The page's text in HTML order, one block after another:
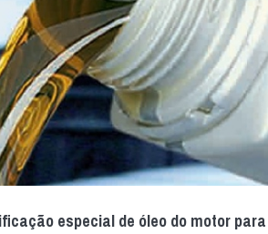
especial de óleo do motor para